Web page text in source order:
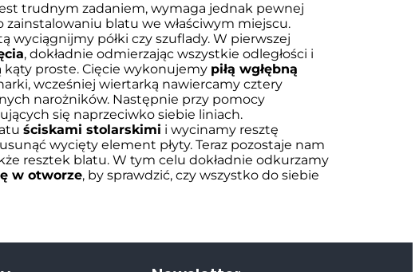
trudnym zadaniem, wymaga jednak pewnej
blatu we właściwym miejscu.
wyciągnijmy półki czy szuflady. W pierwszej
, dokładnie odmierzając wszystkie odległości i
kąty proste. Cięcie wykonujemy piłą wgłębną
wcześniej wiertarką nawiercamy cztery
narożników. Następnie przy pomocy
się naprzeciwko siebie liniach.
ściskami stolarskimi i wycinamy resztę
wycięty element płyty. Teraz pozostaje nam
resztek blatu. W tym celu dokładnie odkurzamy
w otworze, by sprawdzić, czy wszystko do siebie